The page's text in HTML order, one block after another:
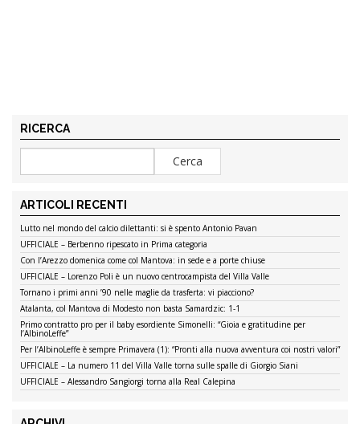
RICERCA
ARTICOLI RECENTI
Lutto nel mondo del calcio dilettanti: si è spento Antonio Pavan
UFFICIALE – Berbenno ripescato in Prima categoria
Con l’Arezzo domenica come col Mantova: in sede e a porte chiuse
UFFICIALE – Lorenzo Poli è un nuovo centrocampista del Villa Valle
Tornano i primi anni ’90 nelle maglie da trasferta: vi piacciono?
Atalanta, col Mantova di Modesto non basta Samardzic: 1-1
Primo contratto pro per il baby esordiente Simonelli: “Gioia e gratitudine per
l’AlbinoLeffe”
Per l’AlbinoLeffe è sempre Primavera (1): “Pronti alla nuova avventura coi nostri valori”
UFFICIALE – La numero 11 del Villa Valle torna sulle spalle di Giorgio Siani
UFFICIALE – Alessandro Sangiorgi torna alla Real Calepina